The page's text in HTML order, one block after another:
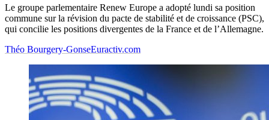
Le groupe parlementaire Renew Europe a adopté lundi sa position
commune sur la révision du pacte de stabilité et de croissance (PSC),
qui concilie les positions divergentes de la France et de l’Allemagne.
Théo Bourgery-GonseEuractiv.com